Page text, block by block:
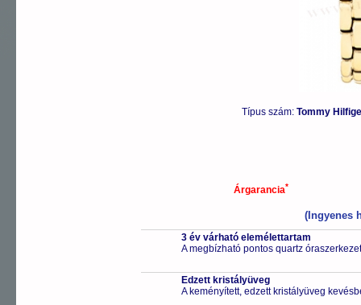
Típus szám: Tommy
Árgarancia*
(Ingyenes
3 év várható elemélettartam
A megbízható pontos quartz
Edzett kristályüveg
A keményített, edzett kristályüveg